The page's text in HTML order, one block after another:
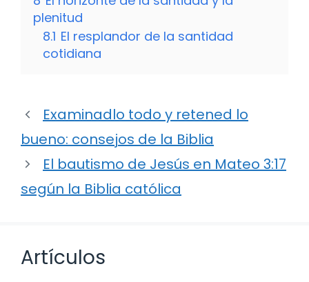
plenitud
8.1 El resplandor de la santidad
cotidiana
Examinadlo todo y retened lo
bueno: consejos de la Biblia
El bautismo de Jesús en Mateo 3:17
según la Biblia católica
Artículos